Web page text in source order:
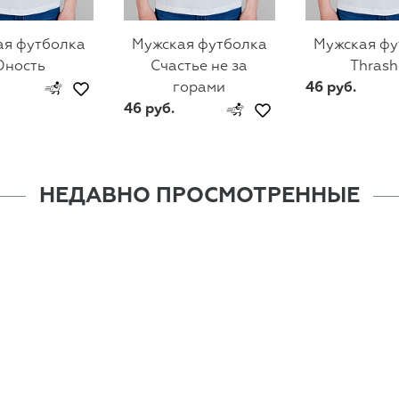
футболка
Мужская футболка
Счастье не за
горами
46 руб.
Мужская
46 руб.
НЕДАВНО ПРОСМОТРЕННЫЕ